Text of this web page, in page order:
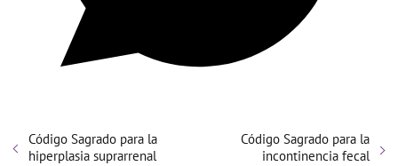
Código Sagrado para la
hiperplasia suprarrenal
Código Sagrado para la
incontinencia fecal